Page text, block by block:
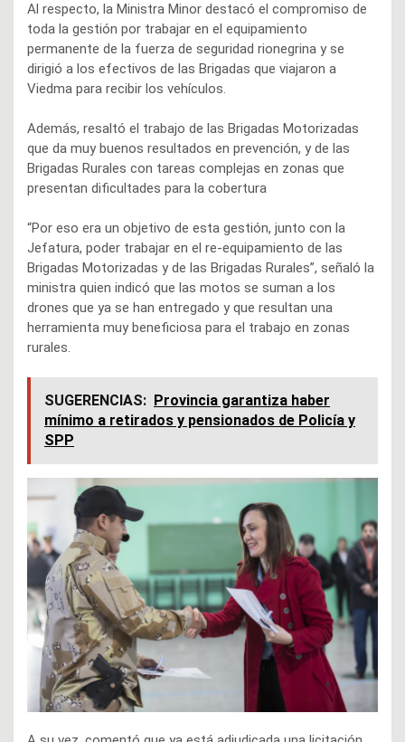
Al respecto, la Ministra Minor destacó el compromiso de
toda la gestión por trabajar en el equipamiento
permanente de la fuerza de seguridad rionegrina y se
dirigió a los efectivos de las Brigadas que viajaron a
Viedma para recibir los vehículos.
Además, resaltó el trabajo de las Brigadas Motorizadas
que da muy buenos resultados en prevención, y de las
Brigadas Rurales con tareas complejas en zonas que
presentan dificultades para la cobertura
“Por eso era un objetivo de esta gestión, junto con la
Jefatura, poder trabajar en el re-equipamiento de las
Brigadas Motorizadas y de las Brigadas Rurales”, señaló la
ministra quien indicó que las motos se suman a los
drones que ya se han entregado y que resultan una
herramienta muy beneficiosa para el trabajo en zonas
rurales.
SUGERENCIAS: Provincia garantiza haber
mínimo a retirados y pensionados de Policía y
SPP